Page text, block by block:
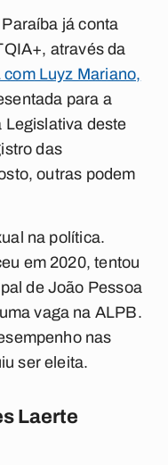
já conta
através da
Luyz Mariano,
para a
deste
das
outras podem
na política.
em 2020, tentou
de João Pessoa
vaga na ALPB.
nas
ser eleita.
Laerte